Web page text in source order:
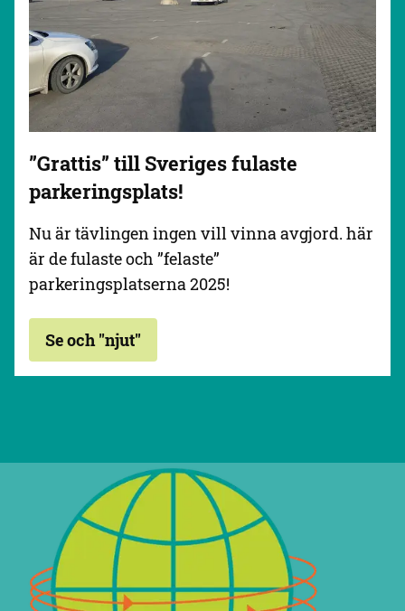
”Grattis” till Sveriges fulaste
parkeringsplats!
Nu är tävlingen ingen vill vinna avgjord. här
är de fulaste och ”felaste”
parkeringsplatserna 2025!
Se och "njut"